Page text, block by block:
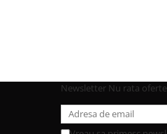
Newsletter Nu rata